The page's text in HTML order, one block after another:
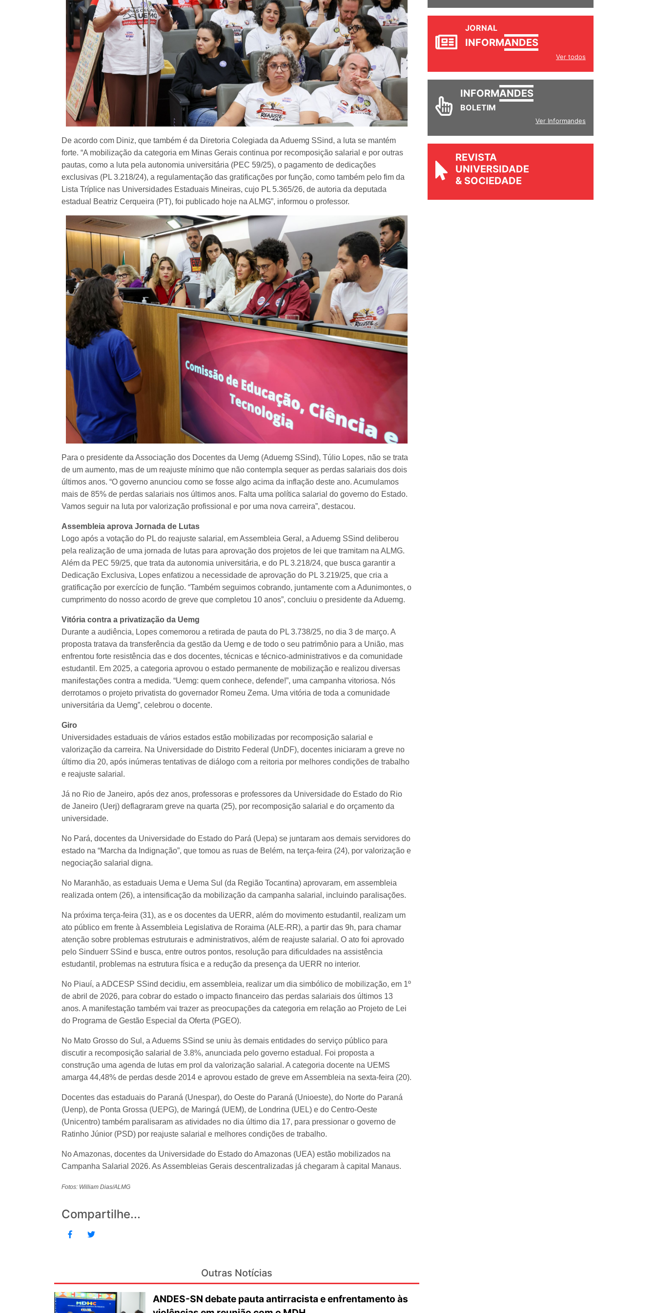
De acordo com Diniz, que também é da Diretoria Colegiada da Aduemg SSind, a luta se mantém
forte. “A mobilização da categoria em Minas Gerais continua por recomposição salarial e por outras
pautas, como a luta pela autonomia universitária (PEC 59/25), o pagamento de dedicações
exclusivas (PL 3.218/24), a regulamentação das gratificações por função, como também pelo fim da
Lista Tríplice nas Universidades Estaduais Mineiras, cujo PL 5.365/26, de autoria da deputada
estadual Beatriz Cerqueira (PT), foi publicado hoje na ALMG”, informou o professor.
Para o presidente da Associação dos Docentes da Uemg (Aduemg SSind), Túlio Lopes, não se trata
de um aumento, mas de um reajuste mínimo que não contempla sequer as perdas salariais dos dois
últimos anos. “O governo anunciou como se fosse algo acima da inflação deste ano. Acumulamos
mais de 85% de perdas salariais nos últimos anos. Falta uma política salarial do governo do Estado.
Vamos seguir na luta por valorização profissional e por uma nova carreira”, destacou.
Assembleia aprova Jornada de Lutas
Logo após a votação do PL do reajuste salarial, em Assembleia Geral, a Aduemg SSind deliberou
pela realização de uma jornada de lutas para aprovação dos projetos de lei que tramitam na ALMG.
Além da PEC 59/25, que trata da autonomia universitária, e do PL 3.218/24, que busca garantir a
Dedicação Exclusiva, Lopes enfatizou a necessidade de aprovação do PL 3.219/25, que cria a
gratificação por exercício de função. “Também seguimos cobrando, juntamente com a Adunimontes, o
cumprimento do nosso acordo de greve que completou 10 anos”, concluiu o presidente da Aduemg.
Vitória contra a privatização da Uemg
Durante a audiência, Lopes comemorou a retirada de pauta do PL 3.738/25, no dia 3 de março. A
proposta tratava da transferência da gestão da Uemg e de todo o seu patrimônio para a União, mas
enfrentou forte resistência das e dos docentes, técnicas e técnico-administrativos e da comunidade
estudantil. Em 2025, a categoria aprovou o estado permanente de mobilização e realizou diversas
manifestações contra a medida. “Uemg: quem conhece, defende!”, uma campanha vitoriosa. Nós
derrotamos o projeto privatista do governador Romeu Zema. Uma vitória de toda a comunidade
universitária da Uemg”, celebrou o docente.
Giro
Universidades estaduais de vários estados estão mobilizadas por recomposição salarial e
valorização da carreira. Na Universidade do Distrito Federal (UnDF), docentes iniciaram a greve no
último dia 20, após inúmeras tentativas de diálogo com a reitoria por melhores condições de trabalho
e reajuste salarial.
Já no Rio de Janeiro, após dez anos, professoras e professores da Universidade do Estado do Rio
de Janeiro (Uerj) deflagraram greve na quarta (25), por recomposição salarial e do orçamento da
universidade.
No Pará, docentes da Universidade do Estado do Pará (Uepa) se juntaram aos demais servidores do
estado na “Marcha da Indignação”, que tomou as ruas de Belém, na terça-feira (24), por valorização e
negociação salarial digna.
No Maranhão, as estaduais Uema e Uema Sul (da Região Tocantina) aprovaram, em assembleia
realizada ontem (26), a intensificação da mobilização da campanha salarial, incluindo paralisações.
Na próxima terça-feira (31), as e os docentes da UERR, além do movimento estudantil, realizam um
ato público em frente à Assembleia Legislativa de Roraima (ALE-RR), a partir das 9h, para chamar
atenção sobre problemas estruturais e administrativos, além de reajuste salarial. O ato foi aprovado
pelo Sinduerr SSind e busca, entre outros pontos, resolução para dificuldades na assistência
estudantil, problemas na estrutura física e a redução da presença da UERR no interior.
No Piauí, a ADCESP SSind decidiu, em assembleia, realizar um dia simbólico de mobilização, em 1º
de abril de 2026, para cobrar do estado o impacto financeiro das perdas salariais dos últimos 13
anos. A manifestação também vai trazer as preocupações da categoria em relação ao Projeto de Lei
do Programa de Gestão Especial da Oferta (PGEO).
No Mato Grosso do Sul, a Aduems SSind se uniu às demais entidades do serviço público para
discutir a recomposição salarial de 3.8%, anunciada pelo governo estadual. Foi proposta a
construção uma agenda de lutas em prol da valorização salarial. A categoria docente na UEMS
amarga 44,48% de perdas desde 2014 e aprovou estado de greve em Assembleia na sexta-feira (20).
Docentes das estaduais do Paraná (Unespar), do Oeste do Paraná (Unioeste), do Norte do Paraná
(Uenp), de Ponta Grossa (UEPG), de Maringá (UEM), de Londrina (UEL) e do Centro-Oeste
(Unicentro) também paralisaram as atividades no dia último dia 17, para pressionar o governo de
Ratinho Júnior (PSD) por reajuste salarial e melhores condições de trabalho.
No Amazonas, docentes da Universidade do Estado do Amazonas (UEA) estão mobilizados na
Campanha Salarial 2026. As Assembleias Gerais descentralizadas já chegaram à capital Manaus.
Fotos: William Dias/ALMG
Compartilhe...
Outras Notícias
ANDES-SN debate pauta antirracista e enfrentamento às
INFORM
INFORMANDES
BOLETIM
REVISTA
UNIVERSIDADE
& SOCIEDADE